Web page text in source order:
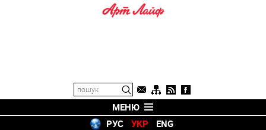
МЕНЮ
РУС
УКР ENG